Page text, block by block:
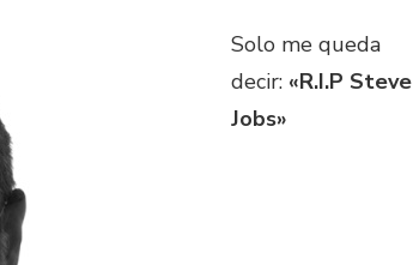
Solo me queda
decir: «R.I.P Steve
Jobs»